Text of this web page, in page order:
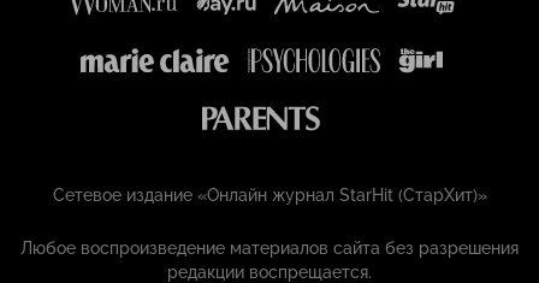
Сетевое издание «Онлайн журнал StarHit (СтарХит)»
Любое воспроизведение материалов сайта без разрешения
редакции воспрещается.